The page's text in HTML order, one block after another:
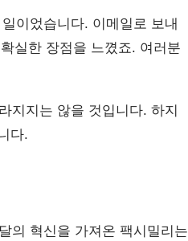
이었습니다. 이메일로 보내
실한 장점을 느꼈죠. 여러분
지지는 않을 것입니다. 하지
다.
의 혁신을 가져온 팩시밀리는